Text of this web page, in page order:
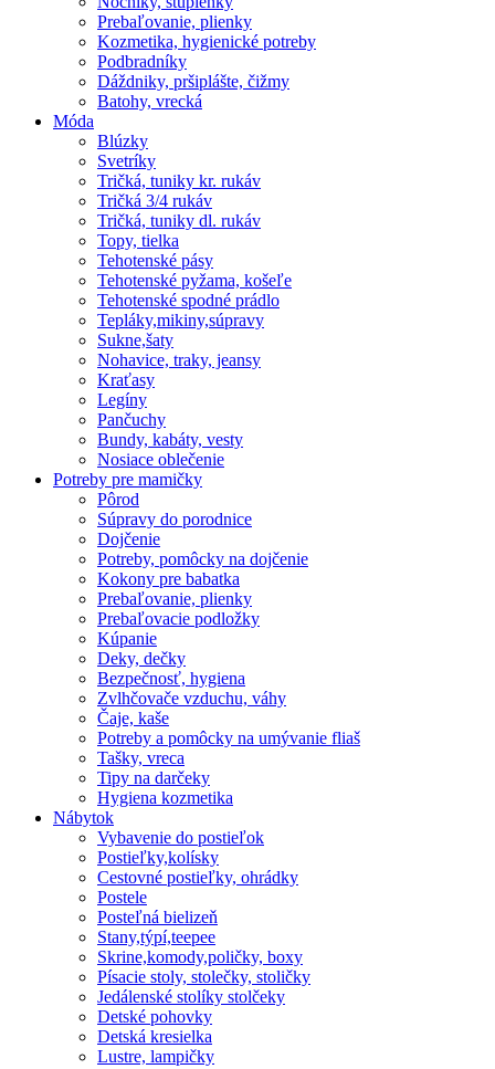
Prebaľovanie, plienky
Kozmetika, hygienické potreby
Podbradníky
Dáždniky, pršiplášte, čižmy
Batohy, vrecká
Móda
Blúzky
Svetríky
Tričká, tuniky kr. rukáv
Tričká 3/4 rukáv
Tričká, tuniky dl. rukáv
Topy, tielka
Tehotenské pásy
Tehotenské pyžama, košeľe
Tehotenské spodné prádlo
Tepláky,mikiny,súpravy
Sukne,šaty
Nohavice, traky, jeansy
Kraťasy
Legíny
Pančuchy
Bundy, kabáty, vesty
Nosiace oblečenie
Potreby pre mamičky
Pôrod
Súpravy do porodnice
Dojčenie
Potreby, pomôcky na dojčenie
Kokony pre babatka
Prebaľovanie, plienky
Prebaľovacie podložky
Kúpanie
Deky, dečky
Bezpečnosť, hygiena
Zvlhčovače vzduchu, váhy
Čaje, kaše
Potreby a pomôcky na umývanie fliaš
Tašky, vreca
Tipy na darčeky
Hygiena kozmetika
Nábytok
Vybavenie do postieľok
Postieľky,kolísky
Cestovné postieľky, ohrádky
Postele
Posteľná bielizeň
Stany,týpí,teepee
Skrine,komody,poličky, boxy
Písacie stoly, stolečky, stoličky
Jedálenské stolíky stolčeky
Detské pohovky
Detská kresielka
Lustre, lampičky